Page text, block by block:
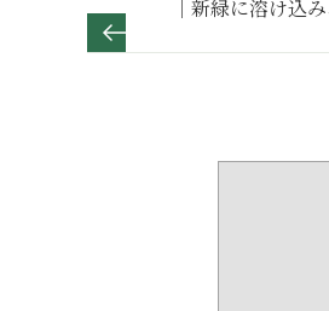
｜新緑に溶け込